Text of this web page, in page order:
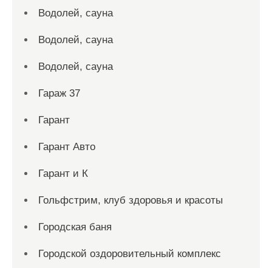
Водолей, сауна
Водолей, сауна
Водолей, сауна
Гараж 37
Гарант
Гарант Авто
Гарант и К
Гольфстрим, клуб здоровья и красоты
Городская баня
Городской оздоровительный комплекс